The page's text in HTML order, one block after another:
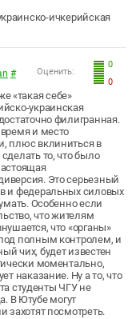
ичкерийская
0
0
Оценить:
#
«такая себе»
украинская
филигранная.
и место
плюс вклиниться в
то, что было
Это серьезный
и федеральных силовых
Особенно если
что жителям
что «органы»
полным контролем, и
чих, будет известен
моментально,
наказание. Ну а то, что
студенты ЧГУ не
В Ютубе могут
захотят посмотреть.